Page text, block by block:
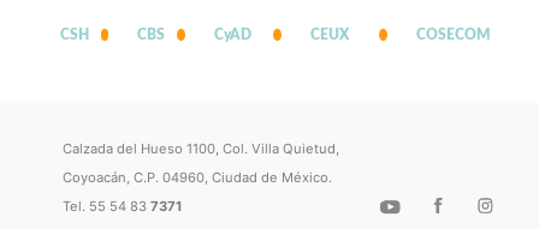
CSH CBS CyAD CEUX COSECOM
Calzada del Hueso 1100, Col. Villa Quietud,
Coyoacán, C.P. 04960, Ciudad de México.
Tel. 55 54 837371